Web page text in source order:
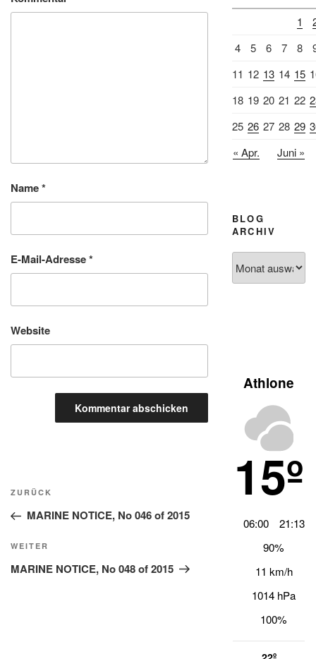
Name*
E-Mail-Adresse*
Website
Beitragsnavigation
Vorheriger
Beitrag
ZURÜCK
MARINE NOTICE, No 046 of 2015
Nächster
Beitrag
WEITER
MARINE NOTICE, No 048 of 2015
1
4
5 6 7 8
11 12 13 14 15
18 19 20 21 22
25 26 27 28 29
« Apr.
Juni »
BLOG
ARCHIV
Archiv
Athlone
15º
06:00
21:13
90%
11 km/h
1014 hPa
100%